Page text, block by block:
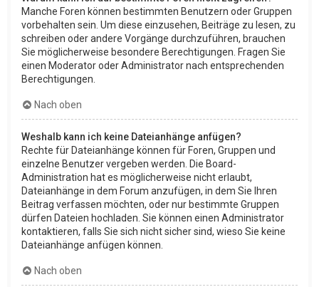
Manche Foren können bestimmten Benutzern oder Gruppen
vorbehalten sein. Um diese einzusehen, Beiträge zu lesen, zu
schreiben oder andere Vorgänge durchzuführen, brauchen
Sie möglicherweise besondere Berechtigungen. Fragen Sie
einen Moderator oder Administrator nach entsprechenden
Berechtigungen.
Nach oben
Weshalb kann ich keine Dateianhänge anfügen?
Rechte für Dateianhänge können für Foren, Gruppen und
einzelne Benutzer vergeben werden. Die Board-
Administration hat es möglicherweise nicht erlaubt,
Dateianhänge in dem Forum anzufügen, in dem Sie Ihren
Beitrag verfassen möchten, oder nur bestimmte Gruppen
dürfen Dateien hochladen. Sie können einen Administrator
kontaktieren, falls Sie sich nicht sicher sind, wieso Sie keine
Dateianhänge anfügen können.
Nach oben